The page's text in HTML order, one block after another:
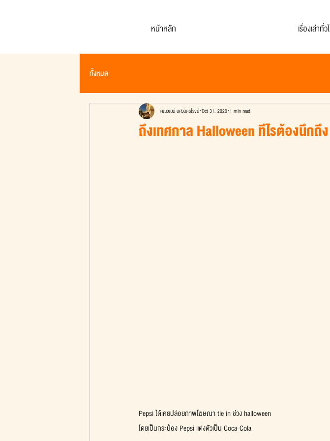
หน้าหลัก เรื่องเล่าทั่ว
ทั้งหมด
ถึงเทศกาล Halloween ทีไรต้องนึกถึ
คณวัฒน์ อัศวฉัตรโรจน์ Oct 31, 2020 1 min read
Pepsi ได้เคยปล่อยภาพโฆษณา tie in ช่วง halloween
โดยเป็นกระป๋อง Pepsi แต่งตัวเป็น Coca-Cola